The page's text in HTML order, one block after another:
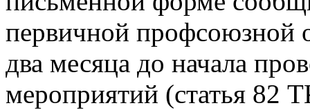
первичной профсоюзной
два месяца до начала
мероприятий (статья 82